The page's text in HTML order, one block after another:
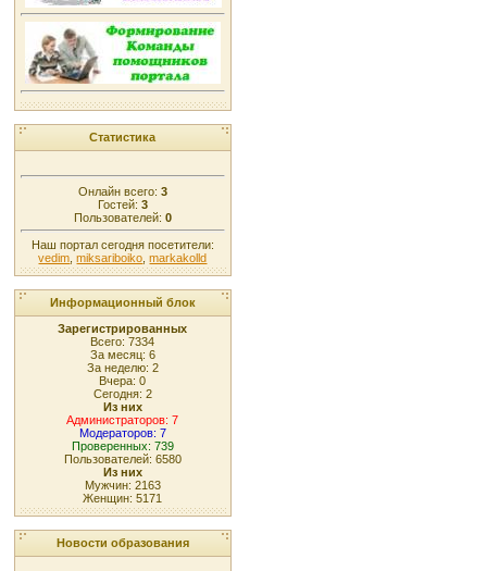
Статистика
Онлайн всего: 3
Гостей: 3
Пользователей: 0
Наш портал сегодня посетители:
vedim ,miksariboiko ,markakolld
Информационный блок
Зарегистрированных
Всего: 7334
За месяц: 6
За неделю: 2
Вчера: 0
Сегодня: 2
Из них
Администраторов: 7
Модераторов: 7
Проверенных: 739
Пользователей: 6580
Из них
Мужчин: 2163
Женщин: 5171
Новости образования